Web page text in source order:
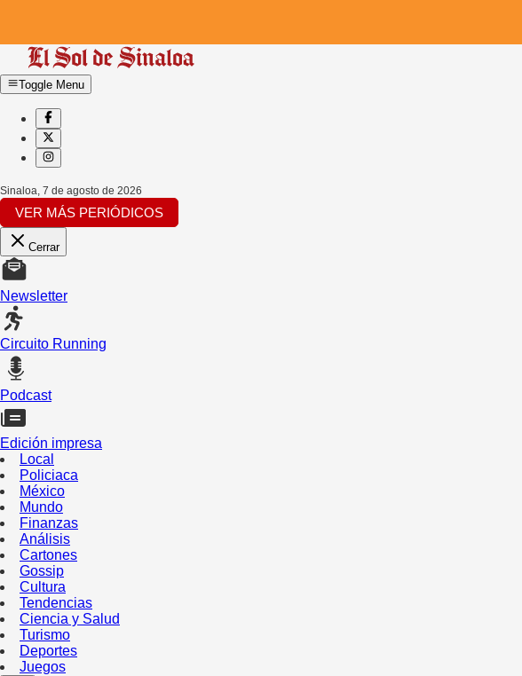
Toggle Menu
Sinaloa, 7 de agosto de 2026
VER MÁS PERIÓDICOS
Cerrar
Newsletter
Circuito Running
Podcast
Edición impresa
Local
Policiaca
México
Mundo
Finanzas
Análisis
Cartones
Gossip
Cultura
Tendencias
Ciencia y Salud
Turismo
Deportes
Juegos